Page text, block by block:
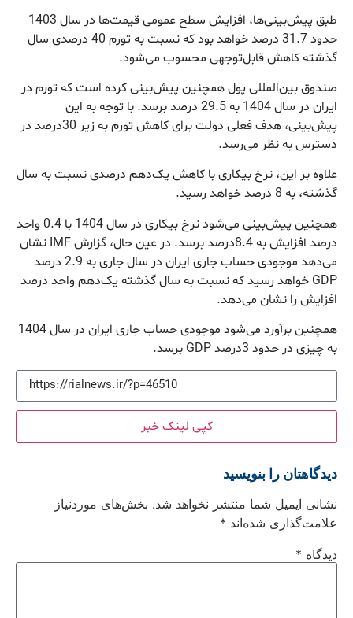
طبق پیش‌بینی‌ها، افزایش سطح عمومی قیمت‌ها در سال 1403
حدود 31.7 درصد خواهد بود که نسبت به تورم 40 درصدی سال
گذشته کاهش قابل‌توجهی محسوب می‌شود.
صندوق بین‌المللی پول همچنین پیش‌بینی کرده است که تورم در
ایران در سال 1404 به 29.5 درصد برسد. با توجه به این
پیش‌بینی، هدف فعلی دولت برای کاهش تورم به زیر 30درصد در
دسترس به نظر می‌رسد.
علاوه بر این، نرخ بیکاری با کاهش یک‌دهم درصدی نسبت به سال
گذشته، به 8 درصد خواهد رسید.
همچنین پیش‌بینی می‌شود نرخ بیکاری در سال 1404 با 0.4 واحد
درصد افزایش به 8.4درصد برسد. در عین حال، گزارش IMF نشان
می‌دهد موجودی حساب جاری ایران در سال جاری به 2.9 درصد
GDP خواهد رسید که نسبت به سال گذشته یک‌دهم واحد درصد
افزایش را نشان می‌دهد.
همچنین برآورد می‌شود موجودی حساب جاری ایران در سال 1404
به چیزی در حدود 3درصد GDP برسد.
کپی لینک خبر
دیدگاهتان را بنویسید
نشانی ایمیل شما منتشر نخواهد شد. بخش‌های موردنیاز
علامت‌گذاری شده‌اند *
دیدگاه *